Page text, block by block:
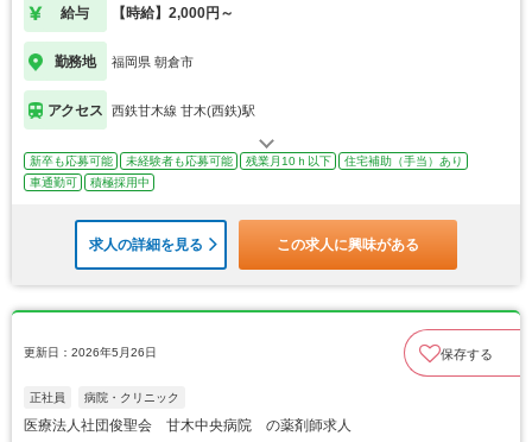
給与 【時給】2,000円～
勤務地 福岡県 朝倉市
アクセス 西鉄甘木線 甘木(西鉄)駅
新卒も応募可能 未経験者も応募可能 残業月10ｈ以下
住宅補助（手当）あり
車通勤可
積極採用中
求人の詳細を見る この求人に興味がある
更新日：2026年5月26日 保存する
正社員 病院・クリニック
医療法人社団俊聖会 甘木中央病院 の薬剤師求人